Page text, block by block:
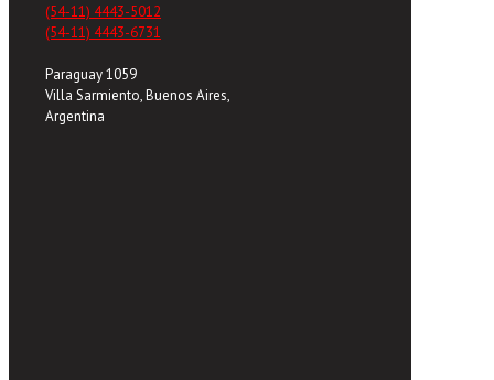
(54-11) 4443-5012
(54-11) 4443-6731
Paraguay 1059
Villa Sarmiento, Buenos Aires,
Argentina